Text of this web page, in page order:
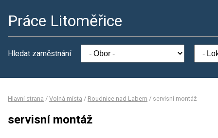
Práce Litoměřice
Hledat zaměstnání
Hlavní strana / Volná místa / Roudnice nad Labem / servisní montáž
servisní montáž